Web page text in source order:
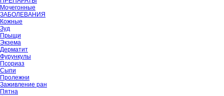
Мочегонные
ЗАБОЛЕВАНИЯ
Кожные
Зуд
Прыщи
Экзема
Дерматит
Фурункулы
Псориаз
Сыпи
Пролежни
Заживление ран
Пятна